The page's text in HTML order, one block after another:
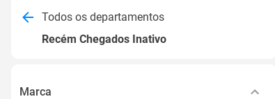
Todos os departamentos
Recém Chegados Inativo
Marca